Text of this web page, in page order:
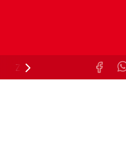
Zuzahlungsbefreiung